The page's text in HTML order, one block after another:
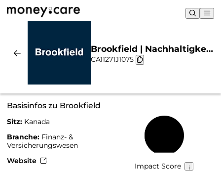
Brookfield | Nachhaltigkeit
& Chart
CA11271J1075
Basisinfos zu Brookfield
Sitz: Kanada
Branche: Finanz- &
Versicherungswesen
Website
Impact Score